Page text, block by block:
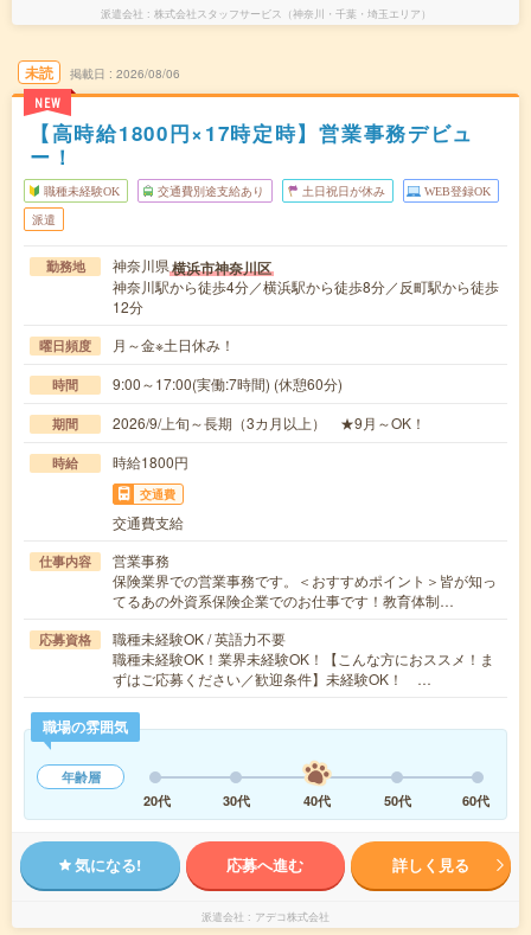
派遣会社 株式会社スタッフサービス（神奈川・千葉・埼玉エリア）
未読
NEW
掲載日 2026/08/06
【高時給1800円×17時定時】営業事務デビュ
ー！
職種未経験OK 交通費別途支給あり 土日祝日が休み WEB登録OK
派遣
勤務地 神奈川県横浜市神奈川区
神奈川駅から徒歩4分／横浜駅から徒歩8分／反町駅から徒歩
12分
曜日頻度 月～金※土日休み！
時間 9:00～17:00(実働:7時間) (休憩60分)
期間 2026/9/上旬～長期（3カ月以上） ★9月～OK！
時給 時給1800円
交通費
交通費支給
仕事内容
営業事務
保険業界での営業事務です。＜おすすめポイント＞皆が知っ
てるあの外資系保険企業でのお仕事です！教育体制…
応募資格
職種未経験OK / 英語力不要
職種未経験OK！業界未経験OK！【こんな方におススメ！ま
ずはご応募ください／歓迎条件】未経験OK！ …
職場の雰囲気
年齢層
20代
30代 40代 50代 60代
気になる! 応募へ進む 詳しく見る
派遣会社 アデコ株式会社